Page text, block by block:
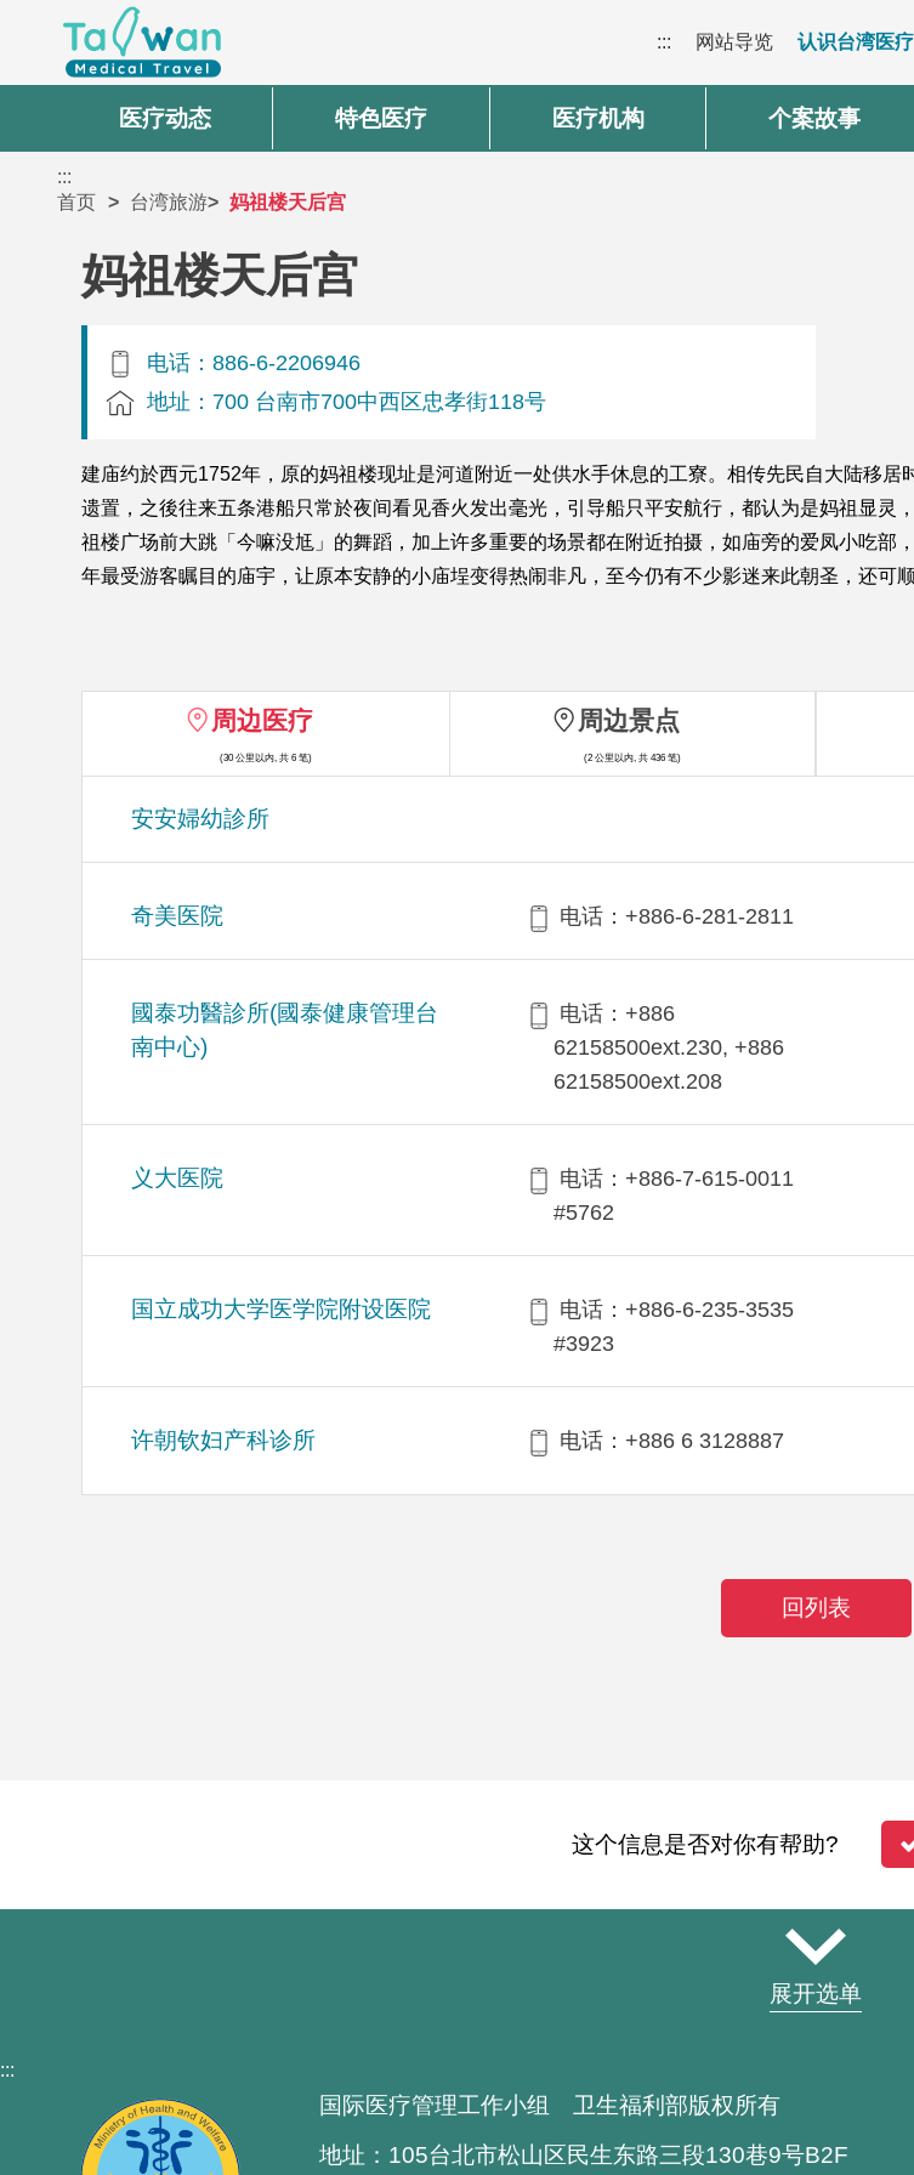
::: 网站导览 认识台湾医疗
医疗动态 特色医疗 医疗机构 个案故事
:::
首页
台湾旅游 妈祖楼天后宫
妈祖楼天后宫
电话：886-6-2206946
地址：700 台南市700中西区忠孝街118号
建庙约於西元1752年，原的妈祖楼现址是河道附近一处供水手休息的工寮。相传先民自大陆移
遗置，之後往来五条港船只常於夜间看见香火发出毫光，引导船只平安航行，都认为是妈祖显
祖楼广场前大跳「今嘛没尪」的舞蹈，加上许多重要的场景都在附近拍摄，如庙旁的爱凤小吃
年最受游客瞩目的庙宇，让原本安静的小庙埕变得热闹非凡，至今仍有不少影迷来此朝圣，还可
周边医疗
(30 公里以内, 共 6 笔)
安安婦幼診所
奇美医院 电话：+886-6-281-2811
國泰功醫診所(國泰健康管理台
南中心)
电话：+886
62158500ext.230, +886
62158500ext.208
义大医院
电话：+886-7-615-0011
#5762
国立成功大学医学院附设医院
电话：+886-6-235-3535
#3923
许朝钦妇产科诊所 电话：+886 6 3128887
周边景点
(2 公里以内, 共 436 笔)
回列表
这个信息是否对你有帮助?
展开选单
:::
国际医疗管理工作小组 卫生福利部版权所有
地址：105台北市松山区民生东路三段130巷9号B2F